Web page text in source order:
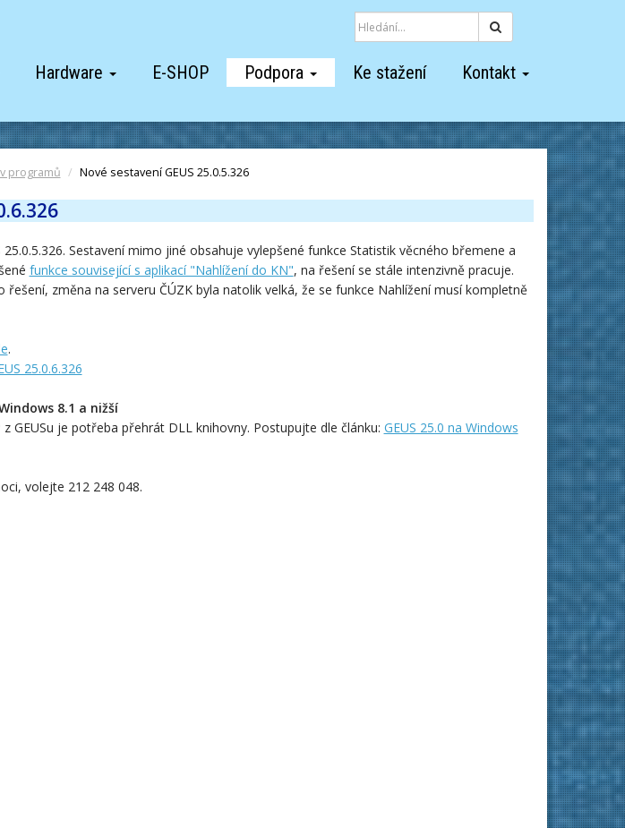
Hardware E-SHOP Podpora Ke stažení Kontakt
programů Nové sestavení GEUS 25.0.5.326
Sestavení mimo jiné obsahuje vylepšené funkce Statistik věcného břemene a
funkce související s aplikací "Nahlížení do KN", na řešení se stále intenzivně pracuje.
změna na serveru ČÚZK byla natolik velká, že se funkce Nahlížení musí kompletně
.
25.0.6.326
8.1 a nižší
GEUSu je potřeba přehrát DLL knihovny. Postupujte dle článku: GEUS 25.0 na Windows
volejte 212 248 048.